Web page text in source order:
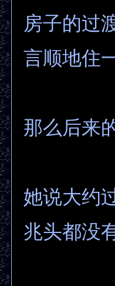
房子的过
言顺地住
那么后来
她说大约
兆头都没